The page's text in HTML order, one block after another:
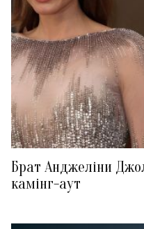
Брат Анджеліни
камінг-аут